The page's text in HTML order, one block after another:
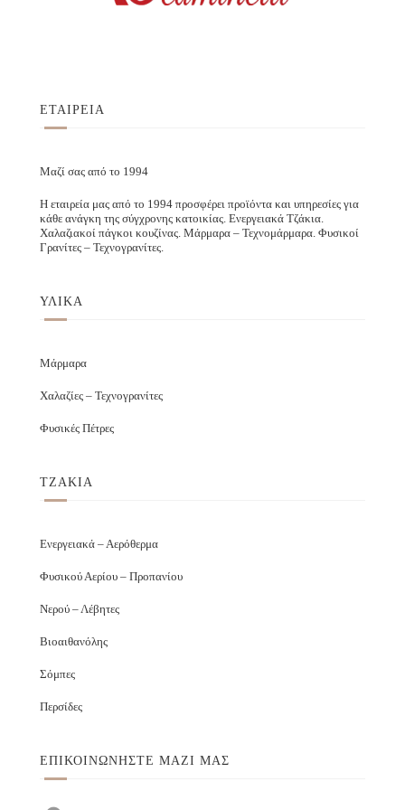
ΕΤΑΙΡΕΙΑ
Μαζί σας από το 1994
Η εταιρεία μας από το 1994 προσφέρει προϊόντα και υπηρεσίες για
κάθε ανάγκη της σύγχρονης κατοικίας. Ενεργειακά Τζάκια.
Χαλαζιακοί πάγκοι κουζίνας. Μάρμαρα – Τεχνομάρμαρα. Φυσικοί
Γρανίτες – Τεχνογρανίτες.
ΥΛΙΚΑ
Μάρμαρα
Χαλαζίες – Τεχνογρανίτες
Φυσικές Πέτρες
ΤΖΑΚΙΑ
Ενεργειακά – Αερόθερμα
Φυσικού Αερίου – Προπανίου
Νερού – Λέβητες
Βιοαιθανόλης
Σόμπες
Περσίδες
ΕΠΙΚΟΙΝΩΝΉΣΤΕ ΜΑΖΊ ΜΑΣ